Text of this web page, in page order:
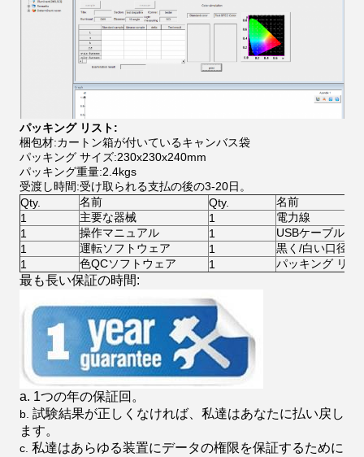
パッキング リスト:
梱包材:カートン箱が付いているキャンバス袋
パッキング サイズ:230x230x240mm
パッキング重量:2.4kgs
受渡し時間:受け取られる支払の後の3-20日。
Qty.
名前 Qty.
名前
1
主要な器械 1
電力線
1
操作マニュアル 1
USBケーブル
1
運転ソフトウェア 1
黒く/白い口径測
1
色QCソフトウェア 1 パッキング リス
最も長い保証の時間:
a. 1つの年の保証回。
b. 試験結果が正しくなければ、私達はあなたに払い戻し
ます。
c. 私達はあらゆる装置にデータの権限を保証するために